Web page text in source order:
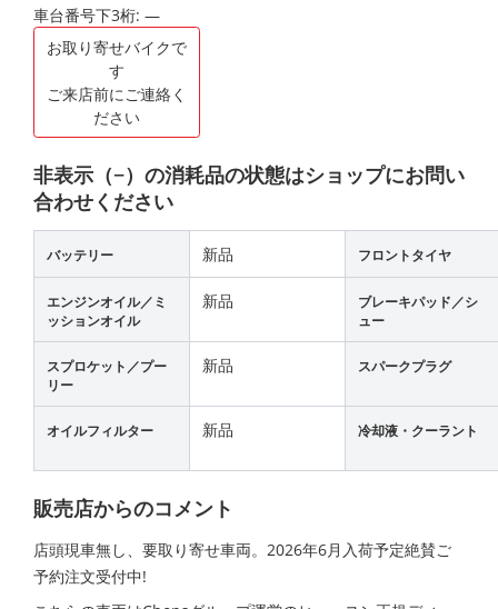
車台番号下3桁: ―
お取り寄せバイクで
す
ご来店前にご連絡く
ださい
非表示（−）の消耗品の状態はショップにお問い
合わせください
バッテリー 新品 フロントタイヤ
エンジンオイル／ミ
ッションオイル
新品
ブレーキパッド／シ
ュー
スプロケット／プー
リー
新品 スパークプラグ
オイルフィルター 新品 冷却液・クーラント
販売店からのコメント
店頭現車無し、要取り寄せ車両。2026年6月入荷予定絶賛ご
予約注文受付中!